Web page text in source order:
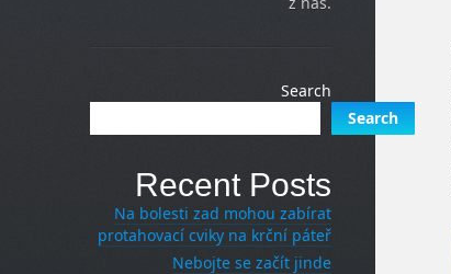
Search
Search
Recent Posts
Na bolesti zad mohou zabírat
protahovací cviky na krční páteř
Nebojte se začít jinde